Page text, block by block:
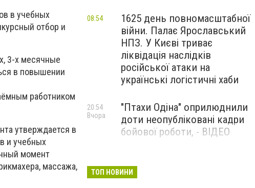
в учебных
отбор и
3-х месячные
в повышении
работником
утверждается в
и учебных
момент
массажа,
1625 день повномасштабної
війни. Палає Ярославський
НПЗ. У Києві триває
ліквідація наслідків
російської атаки на
українські логістичні хаби
08:54
"Птахи Одіна" оприлюднили
доти неопубліковані кадри
бойової роботи, - ВІДЕО
20:54
Вчора
Бєдняков зіграє тата
Вчора
ТОП НОВИНИ